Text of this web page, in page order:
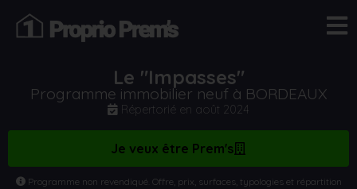
Le "Impasses"
Programme immobilier neuf à BORDEAUX
Répertorié en août 2024
Je veux être Prem's
Programme non revendiqué. Offre, prix, surfaces, typologies et répartition